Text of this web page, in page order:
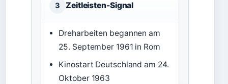
3 Zeitleisten-Signal
Dreharbeiten begannen am
25. September 1961 in Rom
Kinostart Deutschland am 24.
Oktober 1963